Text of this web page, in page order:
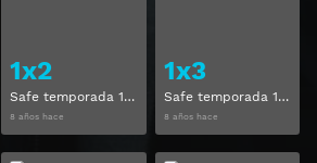
1x2
Safe temporada 1 capitulo 2
8 años hace
1x3
Safe temporada 1 capitulo 3
8 años hace